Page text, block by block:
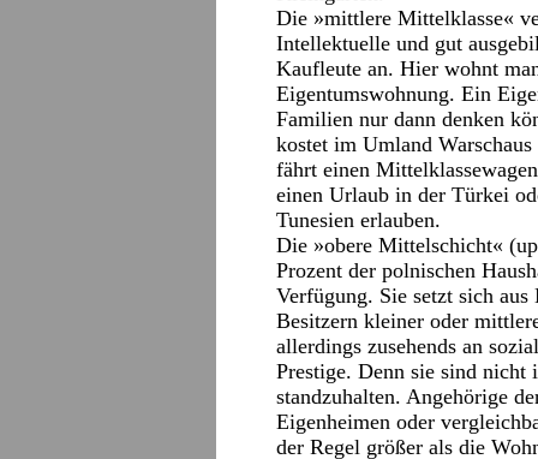
Die »mittlere Mittelklasse«
Intellektuelle und gut
Kaufleute an. Hier wohnt
Eigentumswohnung. Ein
Familien nur dann denken
kostet im Umland
fährt einen
einen Urlaub in der Türkei
Tunesien erlauben.
Die »obere Mittelschicht«
Prozent der polnischen
Verfügung. Sie setzt sich
Besitzern kleiner oder
allerdings zusehends an
Prestige. Denn sie sind
standzuhalten. Angehörige
Eigenheimen oder
der Regel größer als die